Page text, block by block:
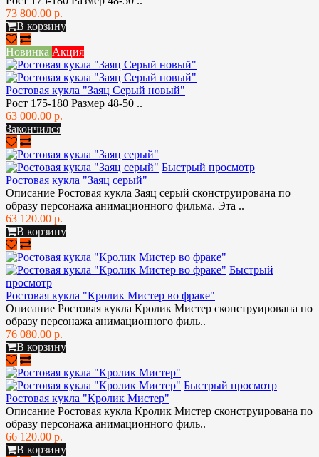
73 800.00 р.
В корзину
Новинка Акция
Ростовая кукла "Заяц Серый новый"
Рост 175-180 Размер 48-50 ..
63 000.00 р.
Закончился
Быстрый просмотр
Ростовая кукла "Заяц серый"
Описание Ростовая кукла Заяц серый сконструирована по
образу персонажа анимационного фильма. Эта ..
63 120.00 р.
В корзину
Быстрый
просмотр
Ростовая кукла "Кролик Мистер во фраке"
Описание Ростовая кукла Кролик Мистер сконструирована по
образу персонажа анимационного филь..
76 080.00 р.
В корзину
Быстрый просмотр
Ростовая кукла "Кролик Мистер"
Описание Ростовая кукла Кролик Мистер сконструирована по
образу персонажа анимационного филь..
66 120.00 р.
В корзину